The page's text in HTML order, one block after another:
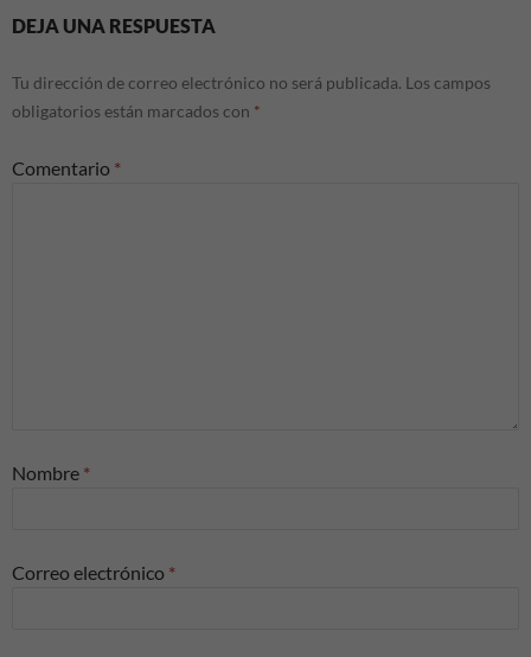
DEJA UNA RESPUESTA
Tu dirección de correo electrónico no será publicada. Los campos
obligatorios están marcados con *
Comentario *
Nombre *
Correo electrónico *